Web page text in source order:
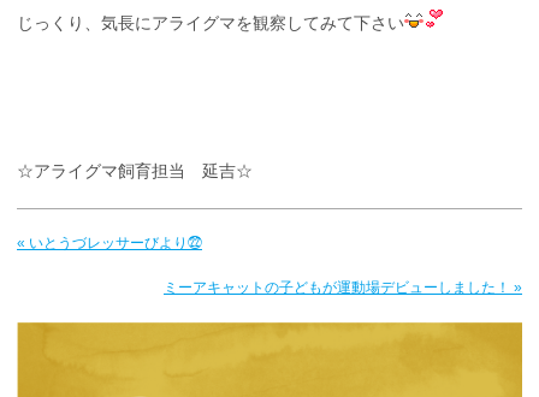
じっくり、気長にアライグマを観察してみて下さい
☆アライグマ飼育担当 延吉☆
« いとうづレッサーびより㉒
ミーアキャットの子どもが運動場デビューしました！ »